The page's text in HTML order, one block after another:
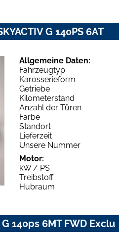
G 140PS 6AT
Allgemeine Daten:
Fahrzeugtyp
Karosserieform
Getriebe
Kilometerstand
Anzahl der Türen
Farbe
Standort
Lieferzeit
Unsere Nummer
Motor:
kW / PS
Treibstoff
Hubraum
140ps 6MT FWD Exclu